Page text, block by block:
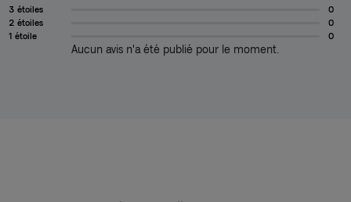
3 étoiles
0
2 étoiles
0
1 étoile
0
Aucun avis n'a été publié pour le moment.